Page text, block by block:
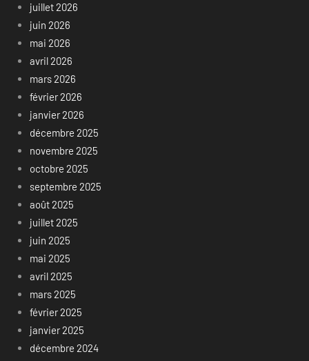
juillet 2026
juin 2026
mai 2026
avril 2026
mars 2026
février 2026
janvier 2026
décembre 2025
novembre 2025
octobre 2025
septembre 2025
août 2025
juillet 2025
juin 2025
mai 2025
avril 2025
mars 2025
février 2025
janvier 2025
décembre 2024